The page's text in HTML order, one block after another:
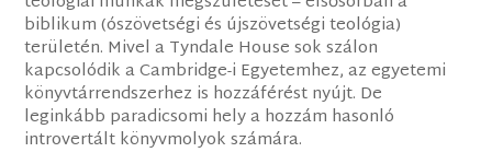
biblikum (ószövetségi és újszövetségi teológia)
területén. Mivel a Tyndale House sok szálon
kapcsolódik a Cambridge-i Egyetemhez, az egyetemi
könyvtárrendszerhez is hozzáférést nyújt. De
leginkább paradicsomi hely a hozzám hasonló
introvertált könyvmolyok számára.